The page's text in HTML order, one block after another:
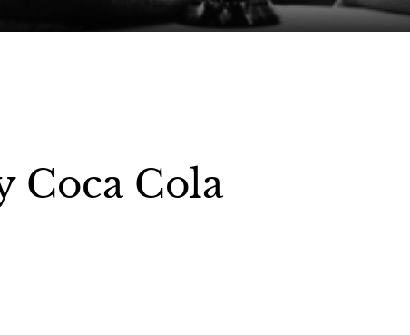
Coca Cola